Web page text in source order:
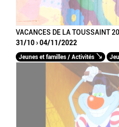
VACANCES DE LA TOUSSAINT
31/10 › 04/11/2022
Jeunes et familles / Activités